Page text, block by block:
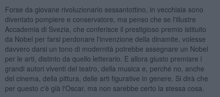
Forse da giovane rivoluzionario sessantottino, in vecchiaia sono
diventato pompiere e conservatore, ma penso che se l'illustre
Accademia di Svezia, che conferisce il prestigioso premio istituito
da Nobel per farsi perdonare l'invenzione della dinamite, volesse
davvero darsi un tono di modernità potrebbe assegnare un Nobel
per le arti, distinto da quello letterario. E allora giusto premiare i
grandi autori viventi del teatro, della musica e, perché no, anche
del cinema, della pittura, delle arti figurative in genere. Si dirà che
per questo c'è già l'Oscar, ma non sarebbe certo la stessa cosa.